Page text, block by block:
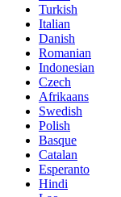
Turkish
Italian
Danish
Romanian
Indonesian
Czech
Afrikaans
Swedish
Polish
Basque
Catalan
Esperanto
Hindi